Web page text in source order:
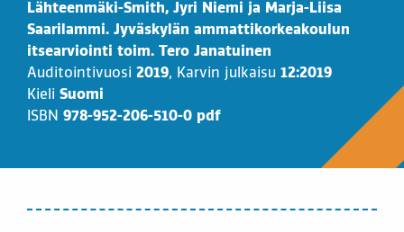
Lähteenmäki-Smith, Jyri Niemi ja Marja-Liisa
Saarilammi. Jyväskylän ammattikorkeakoulun
itsearviointi toim. Tero Janatuinen
Auditointivuosi 2019, Karvin julkaisu 12:2019
Kieli Suomi
ISBN 978-952-206-510-0 pdf